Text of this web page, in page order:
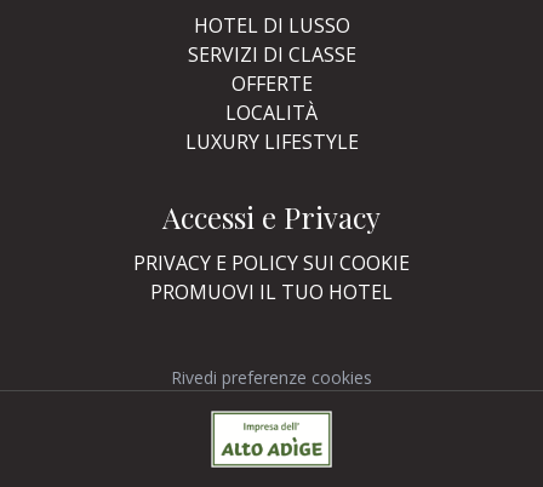
HOTEL DI LUSSO
SERVIZI DI CLASSE
OFFERTE
LOCALITÀ
LUXURY LIFESTYLE
Accessi e Privacy
PRIVACY E POLICY SUI COOKIE
PROMUOVI IL TUO HOTEL
Rivedi preferenze cookies